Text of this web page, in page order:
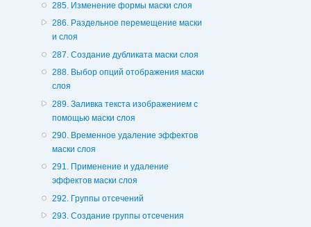
285. Изменение формы маски слоя
286. Раздельное перемещение маски
и слоя
287. Создание дубликата маски слоя
288. Выбор опций отображения маски
слоя
289. Заливка текста изображением с
помощью маски слоя
290. Временное удаление эффектов
маски слоя
291. Применение и удаление
эффектов маски слоя
292. Группы отсечений
293. Создание группы отсечения